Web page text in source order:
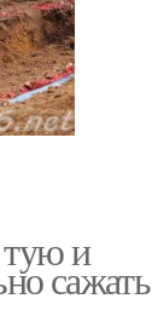
тую и
сажать